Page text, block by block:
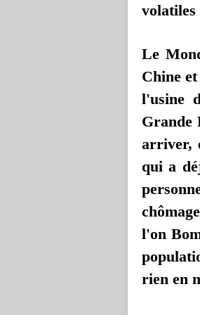
volatiles
Le
Chine
l'usine
Grande
arriver,
qui a
l'on
rien en